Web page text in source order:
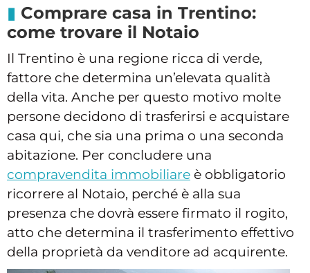
Comprare casa in Trentino:
come trovare il Notaio
Il Trentino è una regione ricca di verde,
fattore che determina un’elevata qualità
della vita. Anche per questo motivo molte
persone decidono di trasferirsi e acquistare
casa qui, che sia una prima o una seconda
abitazione. Per concludere una
compravendita immobiliare è obbligatorio
ricorrere al Notaio, perché è alla sua
presenza che dovrà essere firmato il rogito,
atto che determina il trasferimento effettivo
della proprietà da venditore ad acquirente.